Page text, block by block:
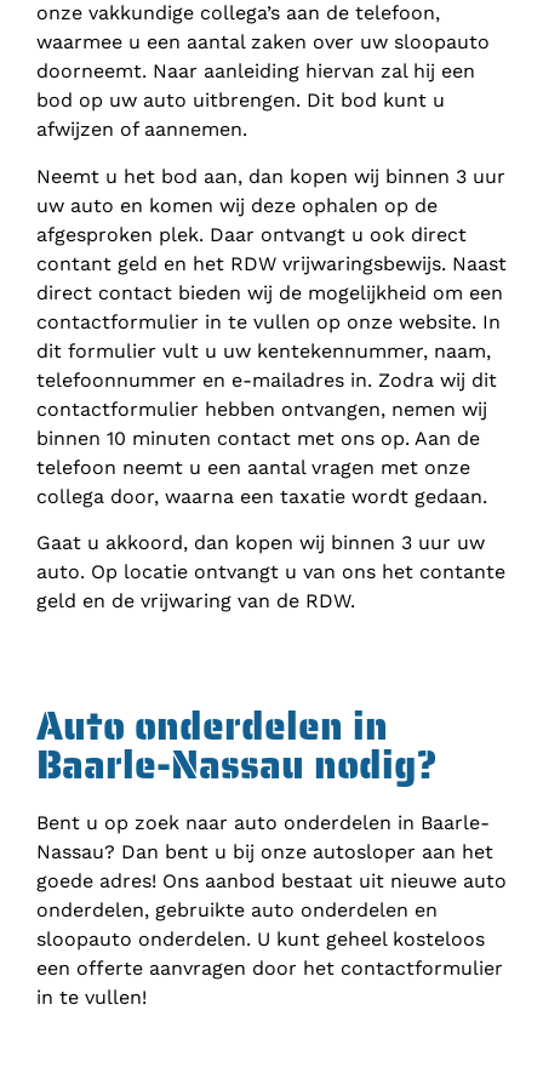
onze vakkundige collega’s aan de telefoon,
waarmee u een aantal zaken over uw sloopauto
doorneemt. Naar aanleiding hiervan zal hij een
bod op uw auto uitbrengen. Dit bod kunt u
afwijzen of aannemen.
Neemt u het bod aan, dan kopen wij binnen 3 uur
uw auto en komen wij deze ophalen op de
afgesproken plek. Daar ontvangt u ook direct
contant geld en het RDW vrijwaringsbewijs. Naast
direct contact bieden wij de mogelijkheid om een
contactformulier in te vullen op onze website. In
dit formulier vult u uw kentekennummer, naam,
telefoonnummer en e-mailadres in. Zodra wij dit
contactformulier hebben ontvangen, nemen wij
binnen 10 minuten contact met ons op. Aan de
telefoon neemt u een aantal vragen met onze
collega door, waarna een taxatie wordt gedaan.
Gaat u akkoord, dan kopen wij binnen 3 uur uw
auto. Op locatie ontvangt u van ons het contante
geld en de vrijwaring van de RDW.
Auto onderdelen in
Baarle-Nassau nodig?
Bent u op zoek naar auto onderdelen in Baarle-
Nassau? Dan bent u bij onze autosloper aan het
goede adres! Ons aanbod bestaat uit nieuwe auto
onderdelen, gebruikte auto onderdelen en
sloopauto onderdelen. U kunt geheel kosteloos
een offerte aanvragen door het contactformulier
in te vullen!